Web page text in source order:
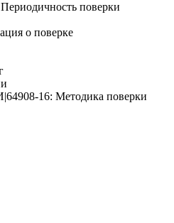
поверки
о поверке
16: Методика поверки